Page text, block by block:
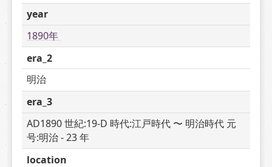
year
1890年
era_2
明治
era_3
AD1890 世紀:19-D 時代:江戸時代 〜 明治時代 元
号:明治 - 23 年
location